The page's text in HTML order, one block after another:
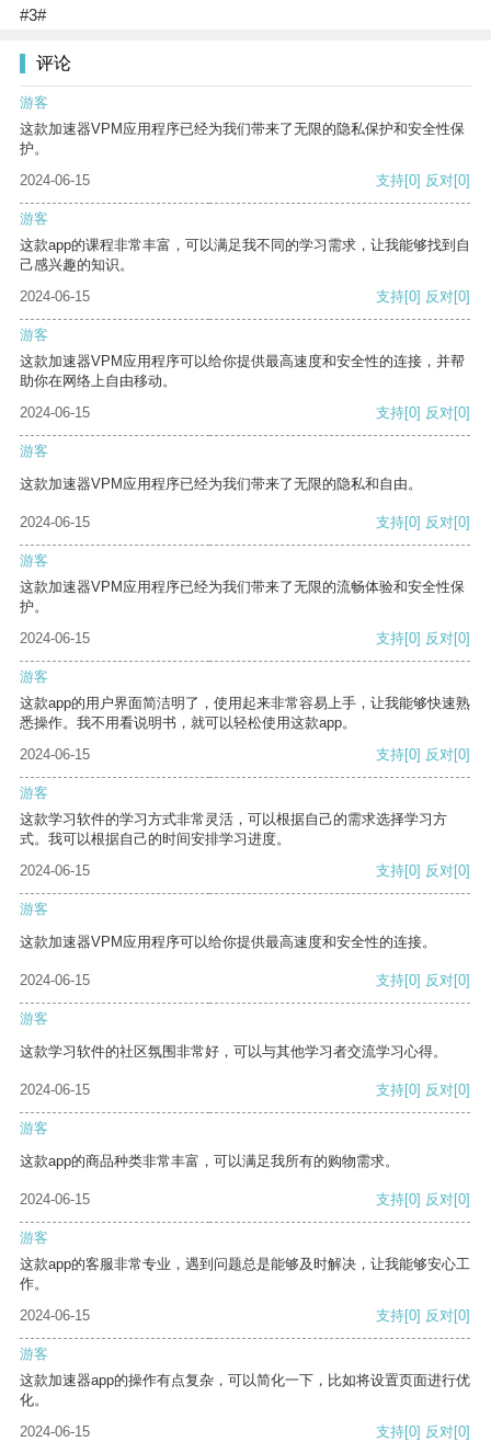
#3#
评论
游客
这款加速器VPM应用程序已经为我们带来了无限的隐私保护和安全性保
护。
2024-06-15
支持[0] 反对[0]
游客
这款app的课程非常丰富，可以满足我不同的学习需求，让我能够找到自
己感兴趣的知识。
2024-06-15
支持[0] 反对[0]
游客
这款加速器VPM应用程序可以给你提供最高速度和安全性的连接，并帮
助你在网络上自由移动。
2024-06-15
支持[0] 反对[0]
游客
这款加速器VPM应用程序已经为我们带来了无限的隐私和自由。
2024-06-15 支持[0] 反对[0]
游客
这款加速器VPM应用程序已经为我们带来了无限的流畅体验和安全性保
护。
2024-06-15
支持[0] 反对[0]
游客
这款app的用户界面简洁明了，使用起来非常容易上手，让我能够快速熟
悉操作。我不用看说明书，就可以轻松使用这款app。
2024-06-15
支持[0] 反对[0]
游客
这款学习软件的学习方式非常灵活，可以根据自己的需求选择学习方
式。我可以根据自己的时间安排学习进度。
2024-06-15
支持[0] 反对[0]
游客
这款加速器VPM应用程序可以给你提供最高速度和安全性的连接。
2024-06-15 支持[0] 反对[0]
游客
这款学习软件的社区氛围非常好，可以与其他学习者交流学习心得。
2024-06-15 支持[0] 反对[0]
游客
这款app的商品种类非常丰富，可以满足我所有的购物需求。
2024-06-15 支持[0] 反对[0]
游客
这款app的客服非常专业，遇到问题总是能够及时解决，让我能够安心工
作。
2024-06-15
支持[0] 反对[0]
游客
这款加速器app的操作有点复杂，可以简化一下，比如将设置页面进行优
化。
2024-06-15
支持[0] 反对[0]